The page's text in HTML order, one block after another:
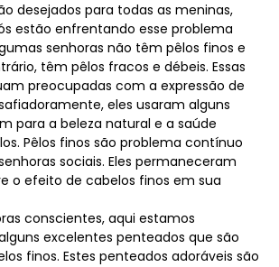
desejados para todas as meninas,
estão enfrentando esse problema
senhoras não têm pêlos finos e
têm pêlos fracos e débeis. Essas
preocupadas com a expressão de
eles usaram alguns
para a beleza natural e a saúde
Pêlos finos são problema contínuo
sociais. Eles permaneceram
o efeito de cabelos finos em sua
conscientes, aqui estamos
excelentes penteados que são
finos. Estes penteados adoráveis ​​são